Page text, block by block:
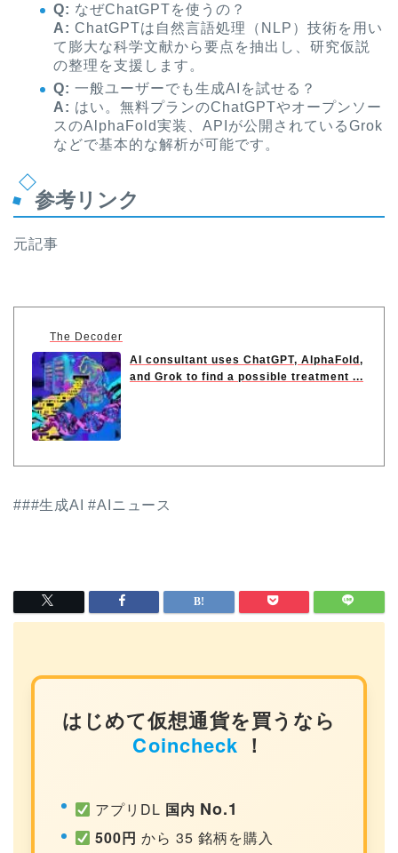
Q: なぜChatGPTを使うの？
A: ChatGPTは自然言語処理（NLP）技術を用い
て膨大な科学文献から要点を抽出し、研究仮説
の整理を支援します。
Q: 一般ユーザーでも生成AIを試せる？
A: はい。無料プランのChatGPTやオープンソー
スのAlphaFold実装、APIが公開されているGrok
などで基本的な解析が可能です。
参考リンク
元記事
The Decoder
AI consultant uses ChatGPT, AlphaFold,
and Grok to find a possible treatment ...
###生成AI #AIニュース
はじめて仮想通貨を買うなら
Coincheck ！
アプリDL 国内 No.1
500円 から 35 銘柄を購入